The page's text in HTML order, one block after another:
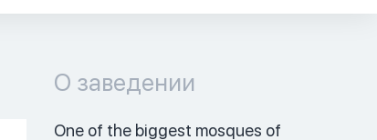
О заведении
One of the biggest mosques of